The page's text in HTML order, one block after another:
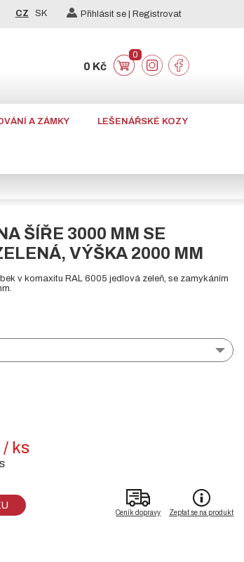
CZ SK Přihlásit se | Registrovat
0 Kč
0
A ZÁMKY LEŠENÁŘSKÉ KOZY
ŠÍŘE 3000 MM SE
VÝŠKA 2000 MM
v komaxitu RAL 6005 jedlová zeleň, se zamykáním
/ ks
Ceník dopravy Zeptat se na produkt